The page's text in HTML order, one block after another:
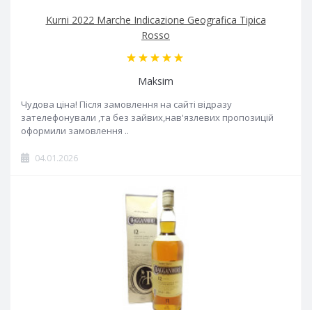
Kurni 2022 Marche Indicazione Geografica Tipica
Rosso
Maksim
Чудова ціна! Після замовлення на сайті відразу
зателефонували ,та без зайвих,нав'язлевих пропозицій
оформили замовлення ..
04.01.2026